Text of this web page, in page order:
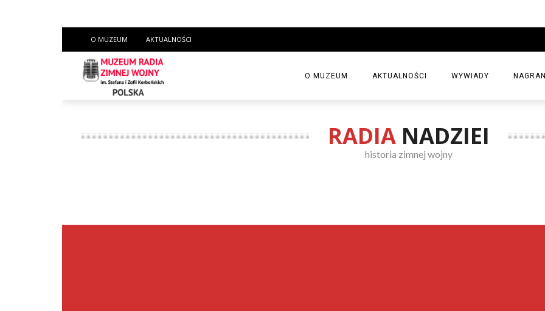
O MUZEUM AKTUALNOŚCI
O MUZEUM AKTUALNOŚCI WYWIADY
RADIA NADZIEI
historia zimnej wojny